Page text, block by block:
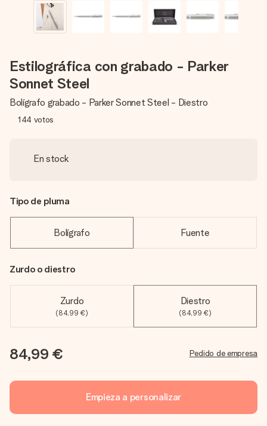
Estilográfica con grabado - Parker
Sonnet Steel
Bolígrafo grabado - Parker Sonnet Steel - Diestro
144 votos
En stock
Tipo de pluma
Bolígrafo Fuente
Zurdo o diestro
Zurdo
(84,99 €)
Diestro
(84,99 €)
84,99 € Pedido de empresa
Empieza a personalizar